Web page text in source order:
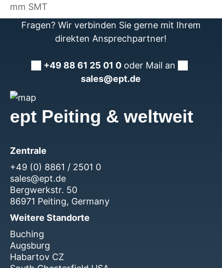
mm SMT
Fragen? Wir verbinden Sie gerne mit Ihrem
direkten Ansprechpartner!
+49 88 61 25 01 0 oder Mail an
sales@ept.de
ept Peiting & weltweit
Zentrale
+49 (0) 8861 / 2501 0
sales@ept.de
Bergwerkstr. 50
86971 Peiting, Germany
Weitere Standorte
Buching
Augsburg
Habartov CZ